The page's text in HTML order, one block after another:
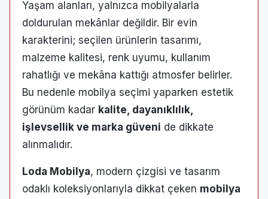
Yaşam alanları, yalnızca mobilyalarla
doldurulan mekânlar değildir. Bir evin
karakterini; seçilen ürünlerin tasarımı,
malzeme kalitesi, renk uyumu, kullanım
rahatlığı ve mekâna kattığı atmosfer belirler.
Bu nedenle mobilya seçimi yaparken estetik
görünüm kadar kalite, dayanıklılık,
işlevsellik ve marka güveni de dikkate
alınmalıdır.
Loda Mobilya, modern çizgisi ve tasarım
odaklı koleksiyonlarıyla dikkat çeken mobilya